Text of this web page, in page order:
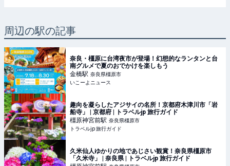
周辺の駅の記事
奈良・橿原に台湾夜市が登場！幻想的なランタンと台
南グルメで夏のおでかけを楽しもう
金橋駅 奈良県橿原市
いこーよニュース
趣向を凝らしたアジサイの名所！京都府木津川市「岩
船寺」 | 京都府 | トラベルjp 旅行ガイド
橿原神宮前駅 奈良県橿原市
トラベルjp 旅行ガイド
久米仙人ゆかりの地であじさい観賞！奈良県橿原市
「久米寺」 | 奈良県 | トラベルjp 旅行ガイド